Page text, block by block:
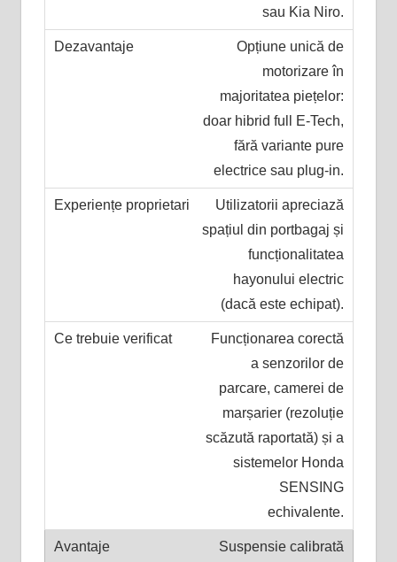
sau Kia Niro.
Opțiune unică de
motorizare în
majoritatea piețelor:
doar hibrid full E-Tech,
fără variante pure
electrice sau plug-in.
Utilizatorii apreciază
spațiul din portbagaj și
funcționalitatea
hayonului electric
(dacă este echipat).
Funcționarea corectă
a senzorilor de
parcare, camerei de
marșarier (rezoluție
scăzută raportată) și a
sistemelor Honda
SENSING
echivalente.
Suspensie calibrată